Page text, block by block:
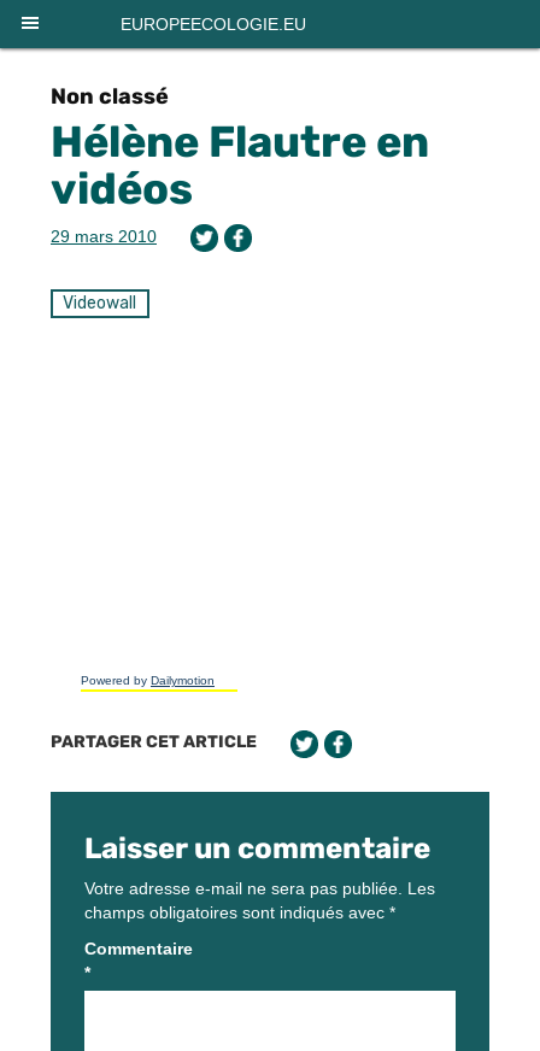
EUROPEECOLOGIE.EU
Non classé
Hélène Flautre en
vidéos
29 mars 2010
Videowall
Powered by Dailymotion
PARTAGER CET ARTICLE
Laisser un commentaire
Votre adresse e-mail ne sera pas publiée. Les
champs obligatoires sont indiqués avec *
Commentaire
*